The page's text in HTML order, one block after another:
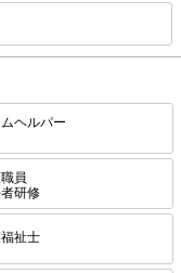
ヘルパー
員
研修
祉士